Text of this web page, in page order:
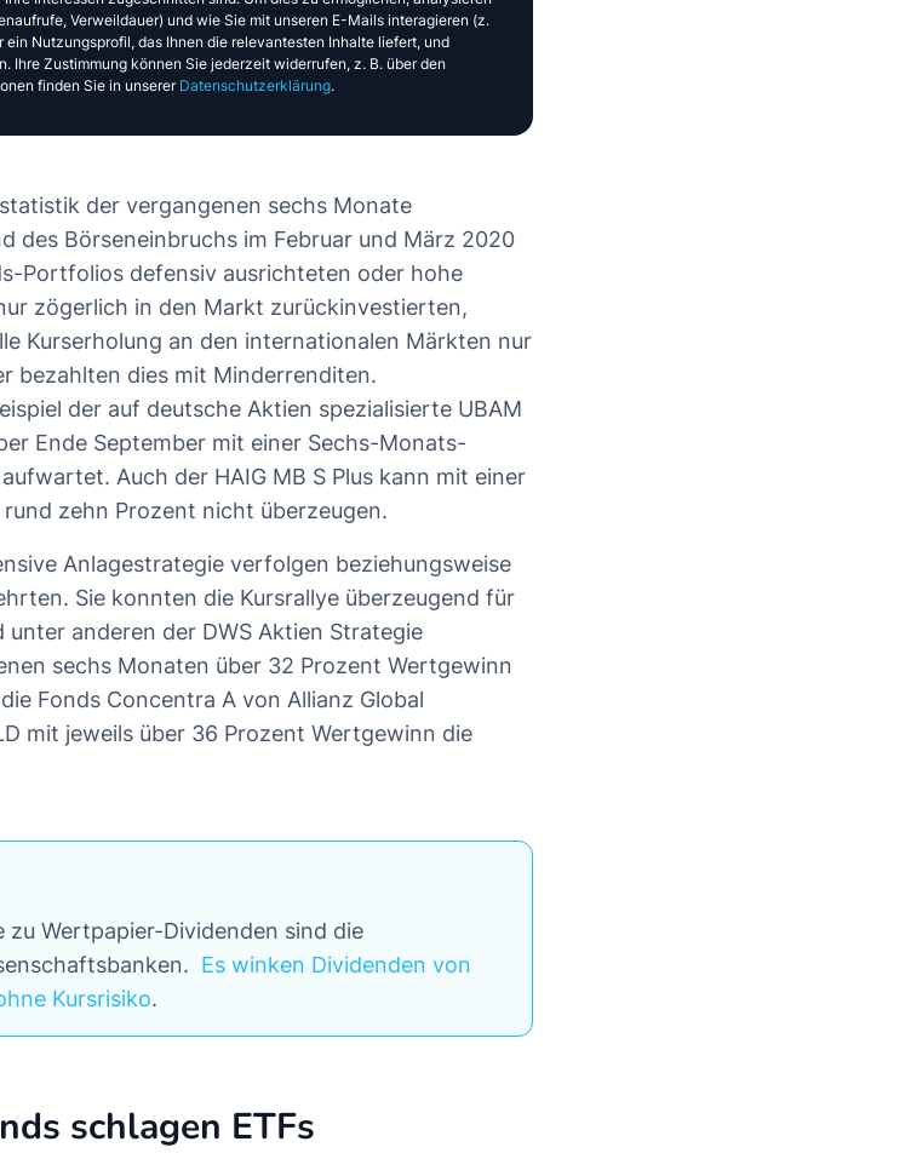
Verweildauer) und wie Sie mit unseren E-Mails interagieren (z.
Nutzungsprofil, das Ihnen die relevantesten Inhalte liefert, und
Ihre Zustimmung können Sie jederzeit widerrufen, z. B. über den
finden Sie in unsererDatenschutzerklärung.
der vergangenen sechs Monate
des Börseneinbruchs im Februar und März 2020
Portfolios defensiv ausrichteten oder hohe
zögerlich in den Markt zurückinvestierten,
Kurserholung an den internationalen Märkten nur
bezahlten dies mit Minderrenditen.
der auf deutsche Aktien spezialisierte UBAM
Ende September mit einer Sechs-Monats-
Auch der HAIG MB S Plus kann mit einer
zehn Prozent nicht überzeugen.
Anlagestrategie verfolgen beziehungsweise
Sie konnten die Kursrallye überzeugend für
anderen der DWS Aktien Strategie
sechs Monaten über 32 Prozent Wertgewinn
Fonds Concentra A von Allianz Global
mit jeweils über 36 Prozent Wertgewinn die
Wertpapier-Dividenden sind die
Es winken Dividenden von
Kursrisiko.
schlagen ETFs